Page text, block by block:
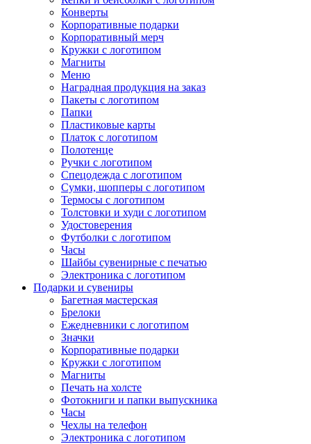
Конверты
Корпоративные подарки
Корпоративный мерч
Кружки с логотипом
Магниты
Меню
Наградная продукция на заказ
Пакеты с логотипом
Папки
Пластиковые карты
Платок с логотипом
Полотенце
Ручки с логотипом
Спецодежда с логотипом
Сумки, шопперы с логотипом
Термосы с логотипом
Толстовки и худи с логотипом
Удостоверения
Футболки с логотипом
Часы
Шайбы сувенирные с печатью
Электроника с логотипом
Подарки и сувениры
Багетная мастерская
Брелоки
Ежедневники с логотипом
Значки
Корпоративные подарки
Кружки с логотипом
Магниты
Печать на холсте
Фотокниги и папки выпускника
Часы
Чехлы на телефон
Электроника с логотипом